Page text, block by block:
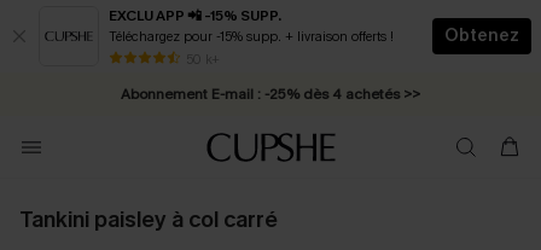
EXCLU APP 📲 -15% SUPP.
Téléchargez pour -15% supp. + livraison offerts !
50 k+
Obtenez
* Livraison éclair 2-3 jours ouvrés >>
Abonnement E-mail : -25% dès 4 achetés >>
Tankini paisley à col carré